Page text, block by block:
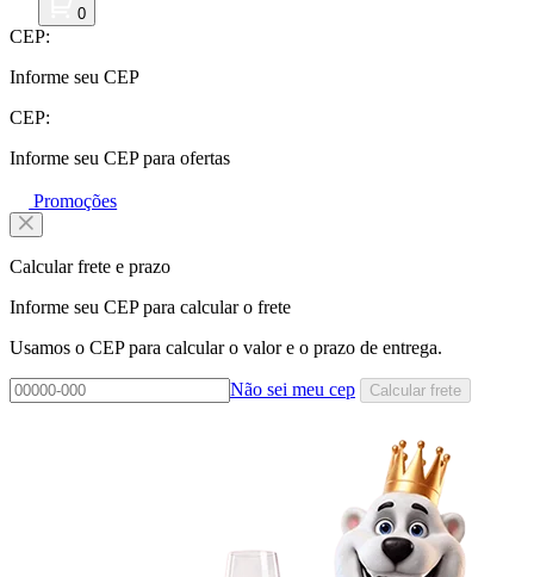
0
CEP:
Informe seu CEP
CEP:
Informe seu CEP para ofertas
Promoções
Calcular frete e prazo
Informe seu CEP para calcular o frete
Usamos o CEP para calcular o valor e o prazo de entrega.
Não sei meu cep Calcular frete